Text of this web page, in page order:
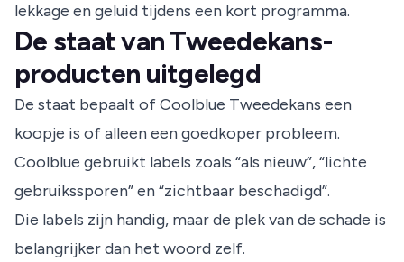
lekkage en geluid tijdens een kort programma.
De staat van Tweedekans-
producten uitgelegd
De staat bepaalt of Coolblue Tweedekans een
koopje is of alleen een goedkoper probleem.
Coolblue gebruikt labels zoals “als nieuw”, “lichte
gebruikssporen” en “zichtbaar beschadigd”.
Die labels zijn handig, maar de plek van de schade is
belangrijker dan het woord zelf.